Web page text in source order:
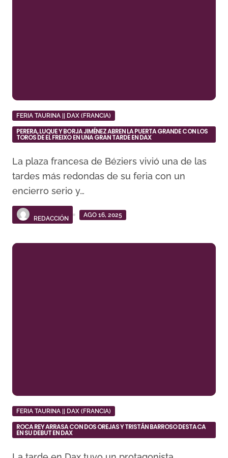
FERIA TAURINA || DAX (FRANCIA)
PERERA, LUQUE Y BORJA JIMÉNEZ ABREN LA PUERTA GRANDE CON LOS
TOROS DE EL FREIXO EN UNA GRAN TARDE EN DAX
La plaza francesa de Béziers vivió una de las
tardes más redondas de su feria con un
encierro serio y…
REDACCIÓN
AGO 16, 2025
FERIA TAURINA || DAX (FRANCIA)
ROCA REY ARRASA CON DOS OREJAS Y TRISTÁN BARROSO DESTACA
EN SU DEBUT EN DAX